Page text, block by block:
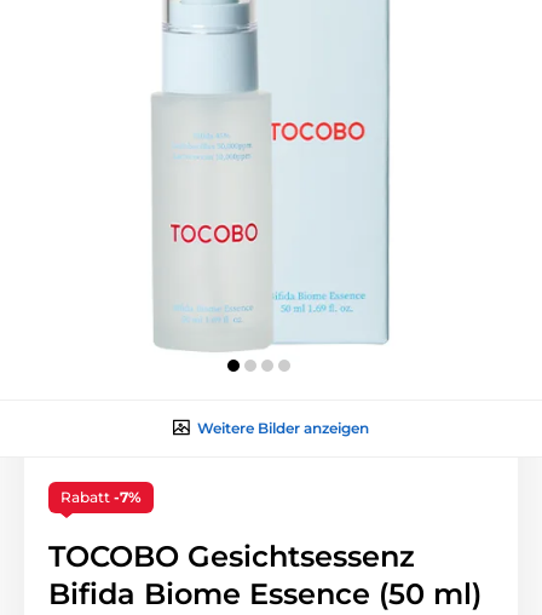
Weitere Bilder anzeigen
Rabatt -7%
TOCOBO Gesichtsessenz
Bifida Biome Essence (50 ml)